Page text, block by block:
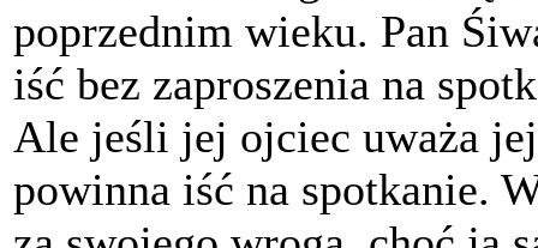
poprzednim wieku. Pan
iść bez zaproszenia na
Ale jeśli jej ojciec uważa
powinna iść na spotkanie.